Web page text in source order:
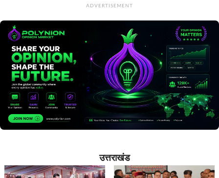
ADVERTISEMENT
उत्तराखंड